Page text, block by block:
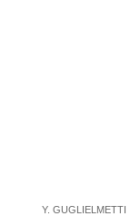
Y. GUGLIELMETTI